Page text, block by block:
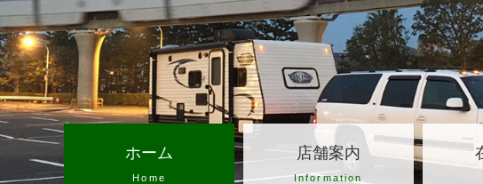
ホーム
Home
店舗案内
Information